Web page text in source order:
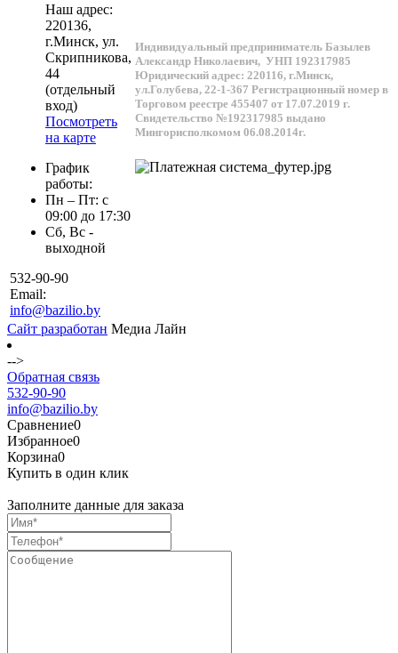
Наш адрес:
220136,
г.Минск, ул.
Скрипникова,
44
(отдельный
вход)
Посмотреть
на карте
График
работы:
Пн – Пт: с
09:00 до 17:30
Сб, Вс -
выходной
532-90-90
Email:
info@bazilio.by
Индивидуальный предприниматель Базылев
Александр Николаевич, УНП 192317985
Юридический адрес: 220116, г.Минск,
ул.Голубева, 22-1-367 Регистрационный номер в
Торговом реестре 455407 от 17.07.2019 г.
Свидетельство №192317985 выдано
Мингорисполкомом 06.08.2014г.
Сайт разработан Медиа Лайн
-->
Обратная связь
532-90-90
info@bazilio.by
Сравнение0
Избранное0
Корзина0
Купить в один клик
Заполните данные для заказа